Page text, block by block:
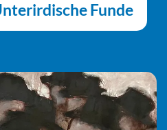
Funde